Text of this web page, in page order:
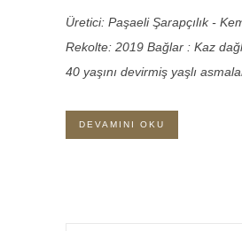
Üretici: Paşaeli Şarapçılık -
Rekolte: 2019 Bağlar : Kaz
40 yaşını devirmiş yaşlı
DEVAMINI OKU